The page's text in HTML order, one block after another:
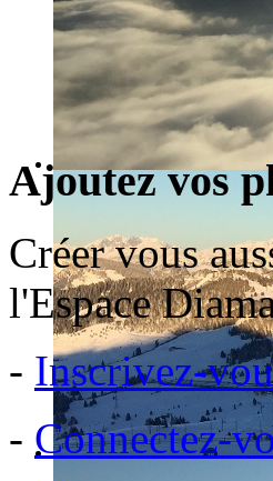
Ajoutez vos
Créer vous
l'Espace
- Inscrivez-
- Connectez-